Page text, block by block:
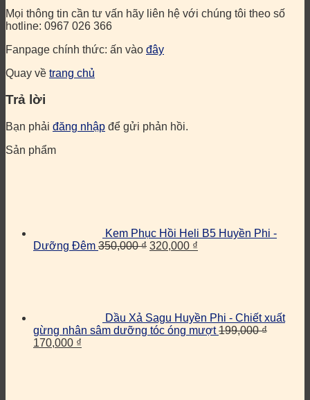
Mọi thông tin cần tư vấn hãy liên hệ với chúng tôi theo số
hotline: 0967 026 366
Fanpage chính thức: ấn vào đây
Quay về trang chủ
Trả lời
Bạn phải đăng nhập để gửi phản hồi.
Sản phẩm
Kem Phục Hồi Heli B5 Huyền Phi -
Dưỡng Đêm 350,000₫ 320,000 ₫
Dầu Xả Sagu Huyền Phi - Chiết xuất
gừng nhân sâm dưỡng tóc óng mượt 199,000₫
170,000 ₫